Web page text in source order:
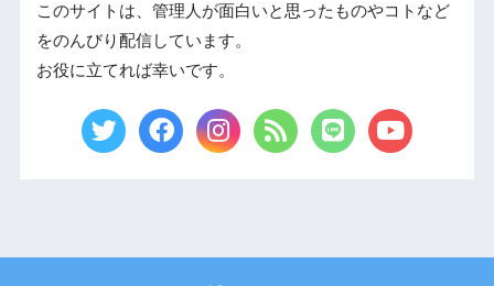
このサイトは、管理人が面白いと思ったものやコトなど
をのんびり配信しています。
お役に立てれば幸いです。